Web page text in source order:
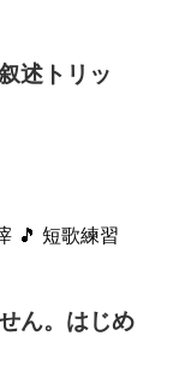
述トリッ
🎵 短歌練習
ん。はじめ